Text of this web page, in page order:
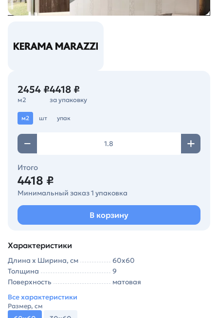
2454 ₽
м2
4418 ₽
за упаковку
м2 шт упак
Итого
4418 ₽
Минимальный заказ 1 упаковка
В корзину
Характеристики
Длина х Ширина, см
60х60
Толщина
9
Поверхность
матовая
Все характеристики
Размер, см